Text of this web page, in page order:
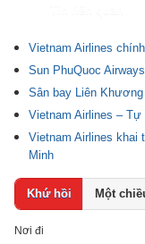
Vietnam Airlines
Sun PhuQuoc
Sân bay Liên
Vietnam Airlines –
Vietnam Airlines khai
Minh
Khứ hồi Một
Nơi đi